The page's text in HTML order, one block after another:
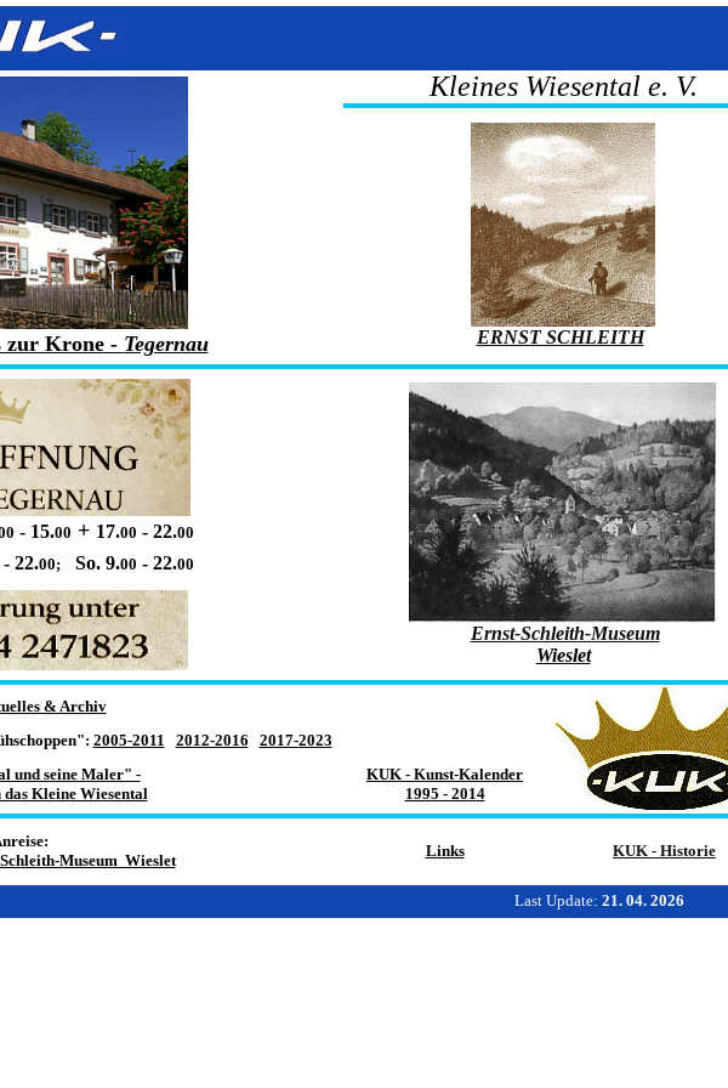
zur Krone- Tegernau
Kleines Wiesental e. V.
ERNST SCHLEITH
- 15.00 + 17.00 - 22.00
- 22.00; So. 9.00 - 22.00
Ernst-Schleith-Museum
Wieslet
& Archiv
2005-2011 2012-2016 2017-2023
und seine Maler" -
Kleine Wiesental
KUK - Kunst-Kalender
1995 - 2014
Schleith-Museum Wieslet
Links KUK - Historie
Last Update: 21. 04. 2026